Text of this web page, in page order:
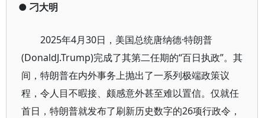
● 刁大明
2025年4月30日，美国总统唐纳德·特朗普
(DonaldJ.Trump)完成了其第二任期的“百日执政”。其
间，特朗普在内外事务上抛出了一系列极端政策议
程，令人目不暇接、颇感意外甚至难以置信。仅就任
首日，特朗普就发布了刷新历史数字的26项行政令，